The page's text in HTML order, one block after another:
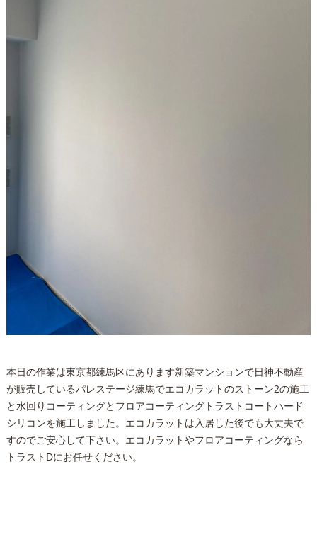
本日の作業は東京都練馬区にあります新築マンションで日神不動産
が販売しているパレステージ練馬でエコカラットのストーン2の施工
と水回りコーティングとフロアコーティングトラストコートハード
シリコンを施工しました。エコカラットは入居した後でも大丈夫で
すのでご安心して下さい。エコカラットやフロアコーティングなら
トラストDにお任せください。